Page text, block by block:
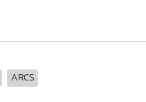
ARCS